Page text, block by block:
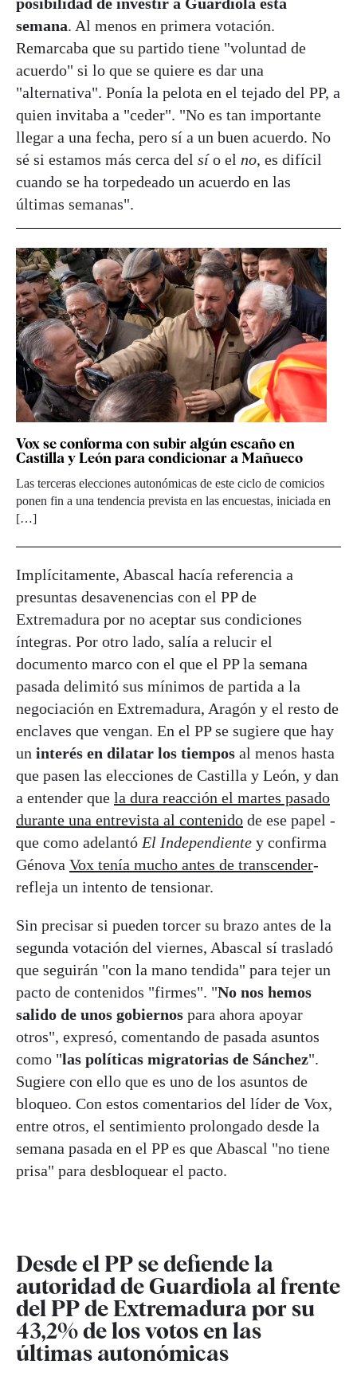
semana. Al menos en primera votación.
Remarcaba que su partido tiene "voluntad de
acuerdo" si lo que se quiere es dar una
"alternativa". Ponía la pelota en el tejado del PP, a
quien invitaba a "ceder". "No es tan importante
llegar a una fecha, pero sí a un buen acuerdo. No
sé si estamos más cerca del sío el no, es difícil
cuando se ha torpedeado un acuerdo en las
últimas semanas".
Vox se conforma con subir algún escaño en
Castilla y León para condicionar a Mañueco
Las terceras elecciones autonómicas de este ciclo de comicios
ponen fin a una tendencia prevista en las encuestas, iniciada en
[…]
Implícitamente, Abascal hacía referencia a
presuntas desavenencias con el PP de
Extremadura por no aceptar sus condiciones
íntegras. Por otro lado, salía a relucir el
documento marco con el que el PP la semana
pasada delimitó sus mínimos de partida a la
negociación en Extremadura, Aragón y el resto de
enclaves que vengan. En el PP se sugiere que hay
un interés en dilatar los tiempos al menos hasta
que pasen las elecciones de Castilla y León, y dan
a entender que la dura reacción el martes pasado
durante una entrevista al contenido de ese papel -
que como adelantó El Independiente y confirma
Génova Vox tenía mucho antes de transcender-
refleja un intento de tensionar.
Sin precisar si pueden torcer su brazo antes de la
segunda votación del viernes, Abascal sí trasladó
que seguirán "con la mano tendida" para tejer un
pacto de contenidos "firmes". "No nos hemos
salido de unos gobiernos para ahora apoyar
otros", expresó, comentando de pasada asuntos
como "las políticas migratorias de Sánchez".
Sugiere con ello que es uno de los asuntos de
bloqueo. Con estos comentarios del líder de Vox,
entre otros, el sentimiento prolongado desde la
semana pasada en el PP es que Abascal "no tiene
prisa" para desbloquear el pacto.
Desde el PP se defiende la
autoridad de Guardiola al frente
del PP de Extremadura por su
43,2% de los votos en las
últimas autonómicas